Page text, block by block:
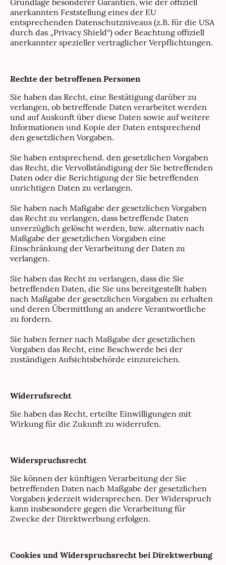
anerkannten Feststellung eines der EU
entsprechenden Datenschutzniveaus (z.B. für die USA
durch das „Privacy Shield“) oder Beachtung offiziell
anerkannter spezieller vertraglicher Verpflichtungen.
Rechte der betroffenen Personen
Sie haben das Recht, eine Bestätigung darüber zu
verlangen, ob betreffende Daten verarbeitet werden
und auf Auskunft über diese Daten sowie auf weitere
Informationen und Kopie der Daten entsprechend
den gesetzlichen Vorgaben.
Sie haben entsprechend. den gesetzlichen Vorgaben
das Recht, die Vervollständigung der Sie betreffenden
Daten oder die Berichtigung der Sie betreffenden
unrichtigen Daten zu verlangen.
Sie haben nach Maßgabe der gesetzlichen Vorgaben
das Recht zu verlangen, dass betreffende Daten
unverzüglich gelöscht werden, bzw. alternativ nach
Maßgabe der gesetzlichen Vorgaben eine
Einschränkung der Verarbeitung der Daten zu
verlangen.
Sie haben das Recht zu verlangen, dass die Sie
betreffenden Daten, die Sie uns bereitgestellt haben
nach Maßgabe der gesetzlichen Vorgaben zu erhalten
und deren Übermittlung an andere Verantwortliche
zu fordern.
Sie haben ferner nach Maßgabe der gesetzlichen
Vorgaben das Recht, eine Beschwerde bei der
zuständigen Aufsichtsbehörde einzureichen.
Widerrufsrecht
Sie haben das Recht, erteilte Einwilligungen mit
Wirkung für die Zukunft zu widerrufen.
Widerspruchsrecht
Sie können der künftigen Verarbeitung der Sie
betreffenden Daten nach Maßgabe der gesetzlichen
Vorgaben jederzeit widersprechen. Der Widerspruch
kann insbesondere gegen die Verarbeitung für
Zwecke der Direktwerbung erfolgen.
Cookies und Widerspruchsrecht bei Direktwerbung